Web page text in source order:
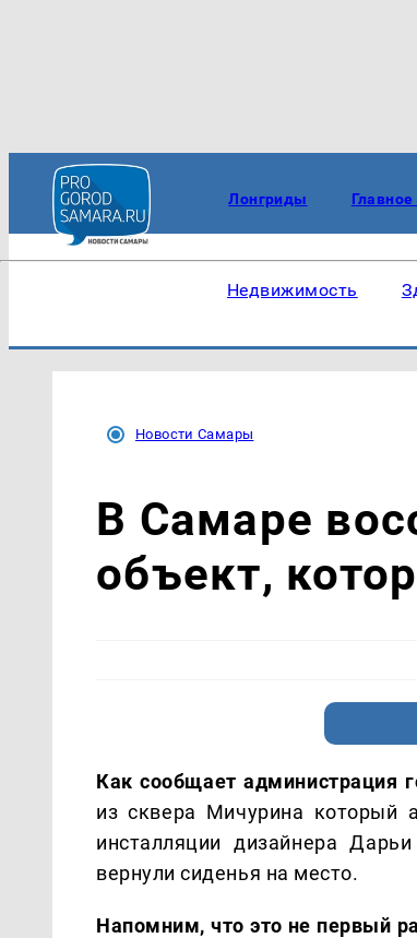
Лонгриды
Недвижимость
Новости Самары
В Самаре
объект,
Как сообщает администрация
из сквера Мичурина который
инсталляции дизайнера
вернули сиденья на место.
Напомним, что это не первый